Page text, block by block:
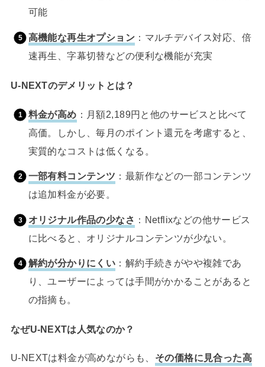
可能
高機能な再生オプション ：マルチデバイス対応、倍
速再生、字幕切替などの便利な機能が充実
U-NEXTのデメリットとは？
料金が高め ：月額2,189円と他のサービスと比べて
高価。しかし、毎月のポイント還元を考慮すると、
実質的なコストは低くなる。
一部有料コンテンツ ：最新作などの一部コンテンツ
は追加料金が必要。
オリジナル作品の少なさ ：Netflixなどの他サービス
に比べると、オリジナルコンテンツが少ない。
解約が分かりにくい ：解約手続きがやや複雑であ
り、ユーザーによっては手間がかかることがあると
の指摘も。
なぜU-NEXTは人気なのか？
U-NEXTは料金が高めながらも、 その価格に見合った高